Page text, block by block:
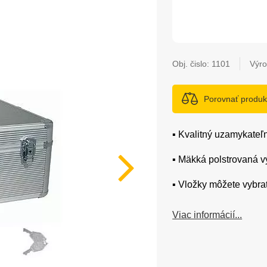
Obj. čislo: 1101
Porovnať
▪️ Kvalitný
▪️ Mäkká polstrovaná
▪️ Vložky môžete
Viac informácií...